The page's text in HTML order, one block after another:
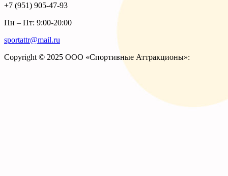
+7 (951) 905-47-93
Пн – Пт: 9:00-20:00
sportattr@mail.ru
Copyright © 2025 ООО «Спортивные Аттракционы»: